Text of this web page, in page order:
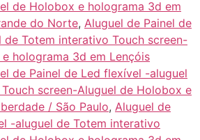
de Holobox e holograma 3d em
do Norte, Aluguel de Painel de
Totem interativo Touch screen-
holograma 3d em Lençóis
de Painel de Led flexível -aluguel
screen-Aluguel de Holobox e
/ São Paulo, Aluguel de
-aluguel de Totem interativo